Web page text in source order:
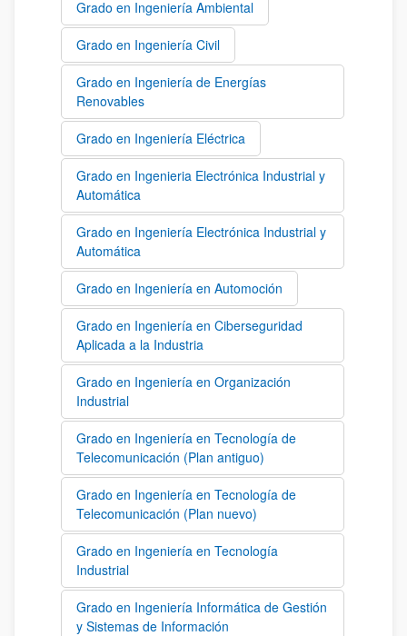
Grado en Ingeniería Ambiental
Grado en Ingeniería Civil
Grado en Ingeniería de Energías
Renovables
Grado en Ingeniería Eléctrica
Grado en Ingenieria Electrónica Industrial y
Automática
Grado en Ingeniería Electrónica Industrial y
Automática
Grado en Ingeniería en Automoción
Grado en Ingeniería en Ciberseguridad
Aplicada a la Industria
Grado en Ingeniería en Organización
Industrial
Grado en Ingeniería en Tecnología de
Telecomunicación (Plan antiguo)
Grado en Ingeniería en Tecnología de
Telecomunicación (Plan nuevo)
Grado en Ingeniería en Tecnología
Industrial
Grado en Ingeniería Informática de Gestión
y Sistemas de Información